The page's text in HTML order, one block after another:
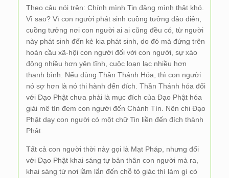
Theo câu nói trên: Chính mình Tin đặng mình thật khó.
Vì sao? Vì con người phát sinh cuồng tưởng đảo điên,
cuồng tưởng nơi con người ai ai cũng đều có, từ người
này phát sinh đến kẻ kia phát sinh, do đó mà đứng trên
hoàn cầu xã-hội con người đối với con người, sự xáo
động nhiều hơn yên tĩnh, cuộc loạn lạc nhiều hơn
thanh bình. Nếu dùng Thần Thánh Hóa, thì con người
nó sợ hơn là nó thi hành đến đích. Thần Thánh hóa đối
với Đạo Phật chưa phải là mục đích của Đạo Phật hóa
giải mê tín đem con người đến Chánh Tín. Nên chi Đạo
Phật dạy con người có một chữ Tin liền đến đích thành
Phật.
Tất cả con người thời này gọi là Mạt Pháp, nhưng đối
với Đạo Phật khai sáng tự bản thân con người mà ra,
khai sáng từ nơi lầm lẩn đến chỗ tỏ giác thì làm gì có